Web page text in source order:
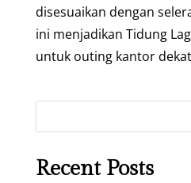
disesuaikan dengan
ini menjadikan Tidung
untuk outing kantor
Recent Posts